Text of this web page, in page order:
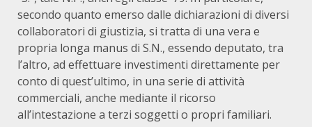
secondo quanto emerso dalle dichiarazioni di diversi
collaboratori di giustizia, si tratta di una vera e
propria longa manus di S.N., essendo deputato, tra
l’altro, ad effettuare investimenti direttamente per
conto di quest’ultimo, in una serie di attività
commerciali, anche mediante il ricorso
all’intestazione a terzi soggetti o propri familiari.